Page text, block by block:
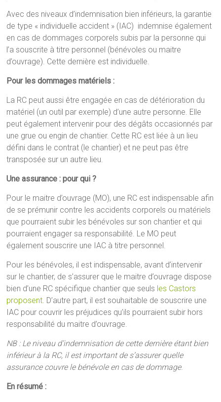
Avec des niveaux d’indemnisation bien inférieurs, la garantie
de type « individuelle accident » (IAC) indemnise également
en cas de dommages corporels subis par la personne qui
l’a souscrite à titre personnel (bénévoles ou maitre
d’ouvrage). Cette dernière est individuelle.
Pour les dommages matériels :
La RC peut aussi être engagée en cas de détérioration du
matériel (un outil par exemple) d’une autre personne. Elle
peut également intervenir pour des dégâts occasionnés par
une grue ou engin de chantier. Cette RC est liée à un lieu
défini dans le contrat (le chantier) et ne peut pas être
transposée sur un autre lieu.
Une assurance : pour qui ?
Pour le maitre d’ouvrage (MO), une RC est indispensable afin
de se prémunir contre les accidents corporels ou matériels
que pourraient subir les bénévoles sur son chantier et qui
pourraient engager sa responsabilité. Le MO peut
également souscrire une IAC à titre personnel.
Pour les bénévoles, il est indispensable, avant d’intervenir
sur le chantier, de s’assurer que le maitre d’ouvrage dispose
bien d’une RC spécifique chantier que seuls les Castors
proposent . D’autre part, il est souhaitable de souscrire une
IAC pour couvrir les préjudices qu’ils pourraient subir hors
responsabilité du maitre d’ouvrage.
NB : Le niveau d’indemnisation de cette dernière étant bien
inférieur à la RC, il est important de s’assurer quelle
assurance couvre le bénévole en cas de dommage.
En résumé :